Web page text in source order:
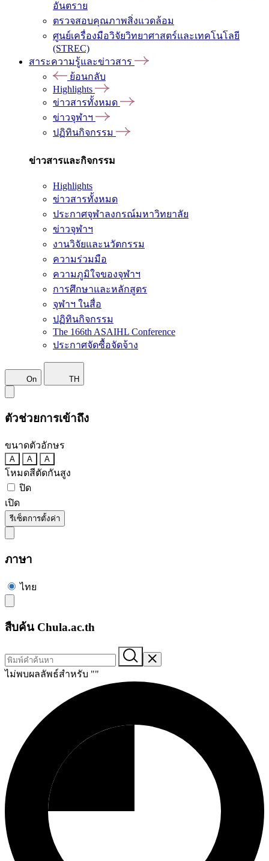
อันตราย
ตรวจสอบคุณภาพสิ่งแวดล้อม
ศูนย์เครื่องมือวิจัยวิทยาศาสตร์และเทคโนโลยี
(STREC)
สาระความรู้และข่าวสาร
ย้อนกลับ
Highlights
ข่าวสารทั้งหมด
ข่าวจุฬาฯ
ปฏิทินกิจกรรม
ข่าวสารและกิจกรรม
Highlights
ข่าวสารทั้งหมด
ประกาศจุฬาลงกรณ์มหาวิทยาลัย
ข่าวจุฬาฯ
งานวิจัยและนวัตกรรม
ความร่วมมือ
ความภูมิใจของจุฬาฯ
การศึกษาและหลักสูตร
จุฬาฯ ในสื่อ
ปฏิทินกิจกรรม
The 166th ASAIHL Conference
ประกาศจัดซื้อจัดจ้าง
On TH
ตัวช่วยการเข้าถึง
ขนาดตัวอักษร
A A A
โหมดสีตัดกันสูง
ปิด
เปิด
รีเซ็ตการตั้งค่า
ภาษา
ไทย
สืบค้น Chula.ac.th
ไม่พบผลลัพธ์สำหรับ ""